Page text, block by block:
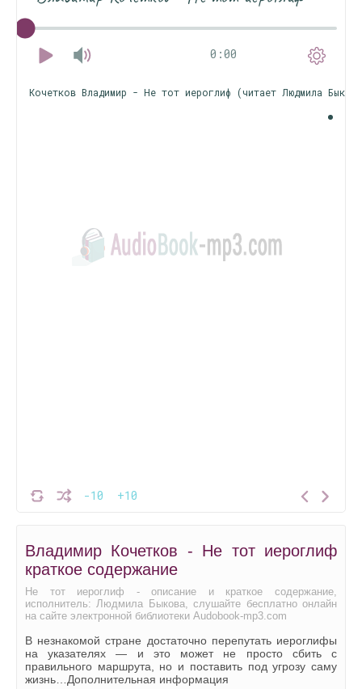
0:00
-10 +10
Кочетков Владимир - Не тот иероглиф (читает Людмила
Владимир Кочетков - Не тот иероглиф
краткое содержание
Не тот иероглиф - описание и краткое содержание,
исполнитель: Людмила Быкова, слушайте бесплатно онлайн
на сайте электронной библиотеки Audobook-mp3.com
В незнакомой стране достаточно перепутать иероглифы
на указателях — и это может не просто сбить с
правильного маршрута, но и поставить под угрозу саму
жизнь…Дополнительная информация